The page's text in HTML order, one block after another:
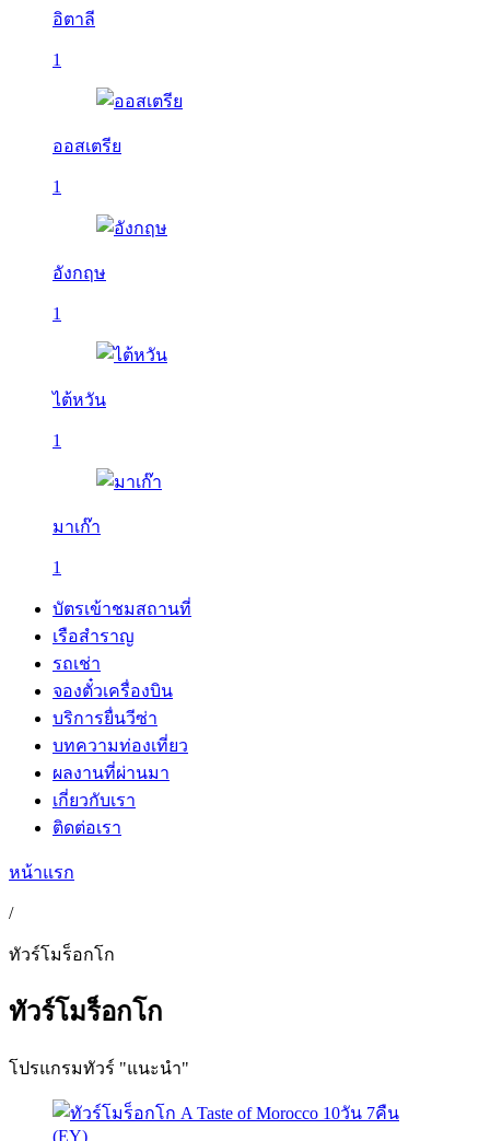
อิตาลี
1
ออสเตรีย
1
อังกฤษ
1
ไต้หวัน
1
มาเก๊า
1
บัตรเข้าชมสถานที่
เรือสำราญ
รถเช่า
จองตั๋วเครื่องบิน
บริการยื่นวีซ่า
บทความท่องเที่ยว
ผลงานที่ผ่านมา
เกี่ยวกับเรา
ติดต่อเรา
หน้าแรก
/
ทัวร์โมร็อกโก
ทัวร์โมร็อกโก
โปรแกรมทัวร์ "แนะนำ"